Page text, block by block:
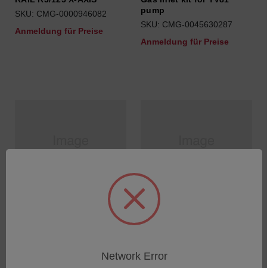
SKU: CMG-0000946082
Anmeldung für Preise
pump
SKU: CMG-0045630287
Anmeldung für Preise
SKU: CMG-0039265730
SKU: CMG-0045404317
Network Error